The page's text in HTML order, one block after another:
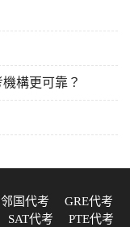
構更可靠？
国代考
GRE代考
SAT代考
PTE代考